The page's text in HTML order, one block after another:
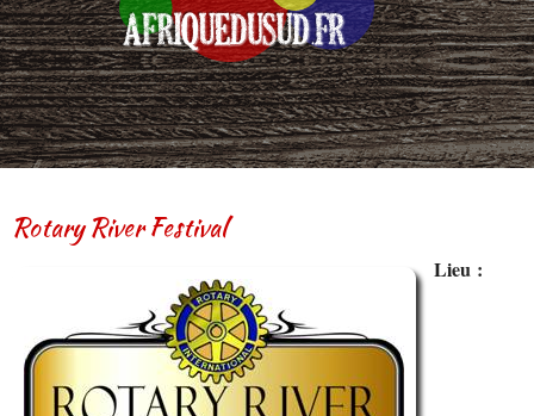
Rotary River Festival
Lieu :